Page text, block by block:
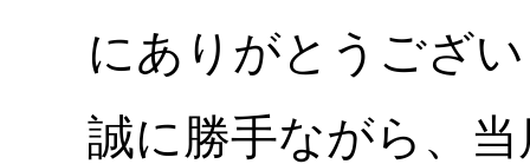
にありがとうござ
誠に勝手ながら、